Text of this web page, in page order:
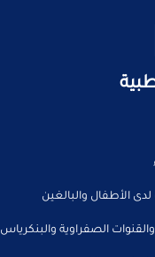
الأطفال والبالغين
الصفراوية والبنكرياس